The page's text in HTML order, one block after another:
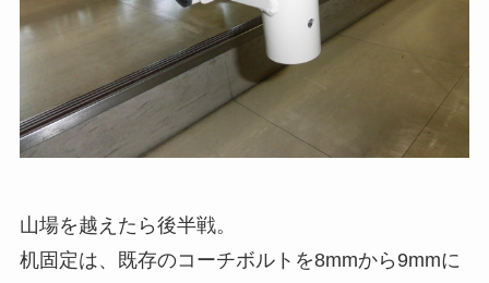
山場を越えたら後半戦。
机固定は、既存のコーチボルトを8mmから9mmに